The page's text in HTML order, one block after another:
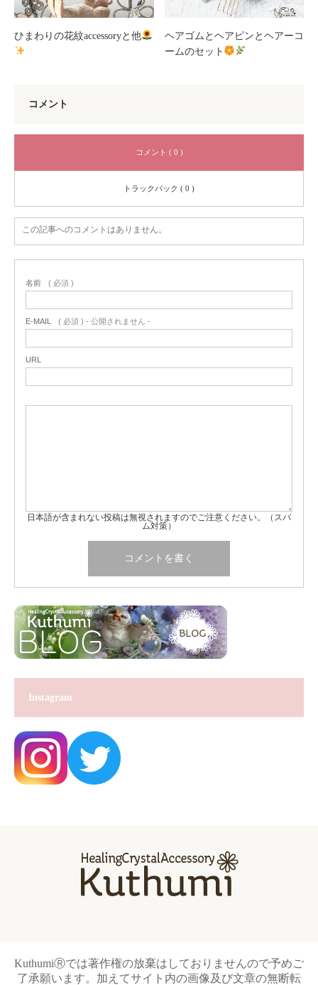
ひまわりの花紋accessoryと他
ヘアゴムとヘアピンとヘアーコ
ームのセット
コメント
コメント ( 0 )
トラックバック ( 0 )
この記事へのコメントはありません。
名前 ( 必須 )
E-MAIL ( 必須 ) - 公開されません -
URL
日本語が含まれない投稿は無視されますのでご注意ください。（スパ
ム対策）
Instagram
KuthumiⓇでは著作権の放棄はしておりませんので予めご
了承願います。加えてサイト内の画像及び文章の無断転